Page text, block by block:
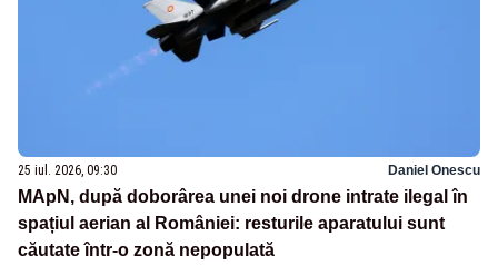
25 iul. 2026, 09:30 Daniel Onescu
MApN, după doborârea unei noi drone intrate ilegal în
spațiul aerian al României: resturile aparatului sunt
căutate într-o zonă nepopulată